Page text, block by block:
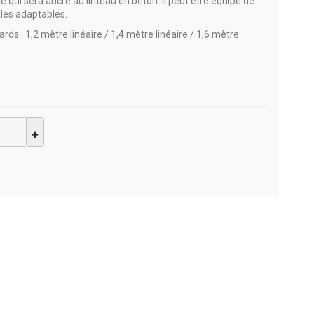
adaptables.
: 1,2 mètre linéaire / 1,4 mètre linéaire / 1,6 mètre